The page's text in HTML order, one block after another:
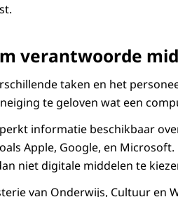
verantwoorde
taken en het
te geloven wat een
informatie beschikbaar
Apple, Google, en
niet digitale middelen te
van Onderwijs, Cultuur en